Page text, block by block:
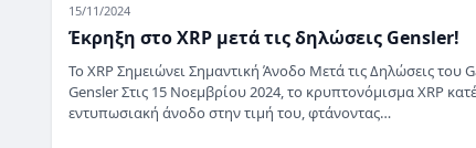
15/11/2024
Έκρηξη στο XRP μετά τις δηλώσεις Gensler!
Το XRP Σημειώνει Σημαντική Άνοδο Μετά τις Δηλώσεις του
Gensler Στις 15 Νοεμβρίου 2024, το κρυπτονόμισμα XRP
εντυπωσιακή άνοδο στην τιμή του, φτάνοντας…